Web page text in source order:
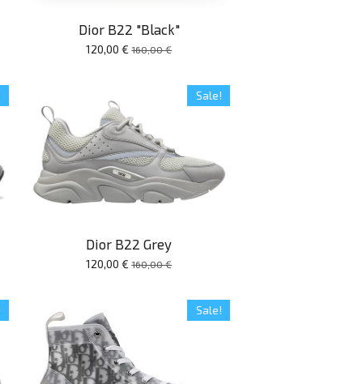
Dior B22 "Black"
120,00 € 160,00 €
Sale!
Dior B22 Grey
120,00 € 160,00 €
Sale!